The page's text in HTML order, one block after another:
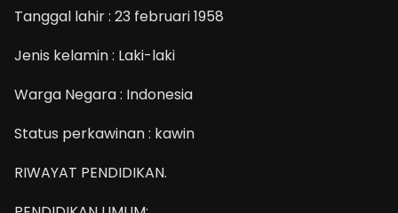
Tanggal lahir : 23 februari 1958
Jenis kelamin : Laki-laki
Warga Negara : Indonesia
Status perkawinan : kawin
RIWAYAT PENDIDIKAN.